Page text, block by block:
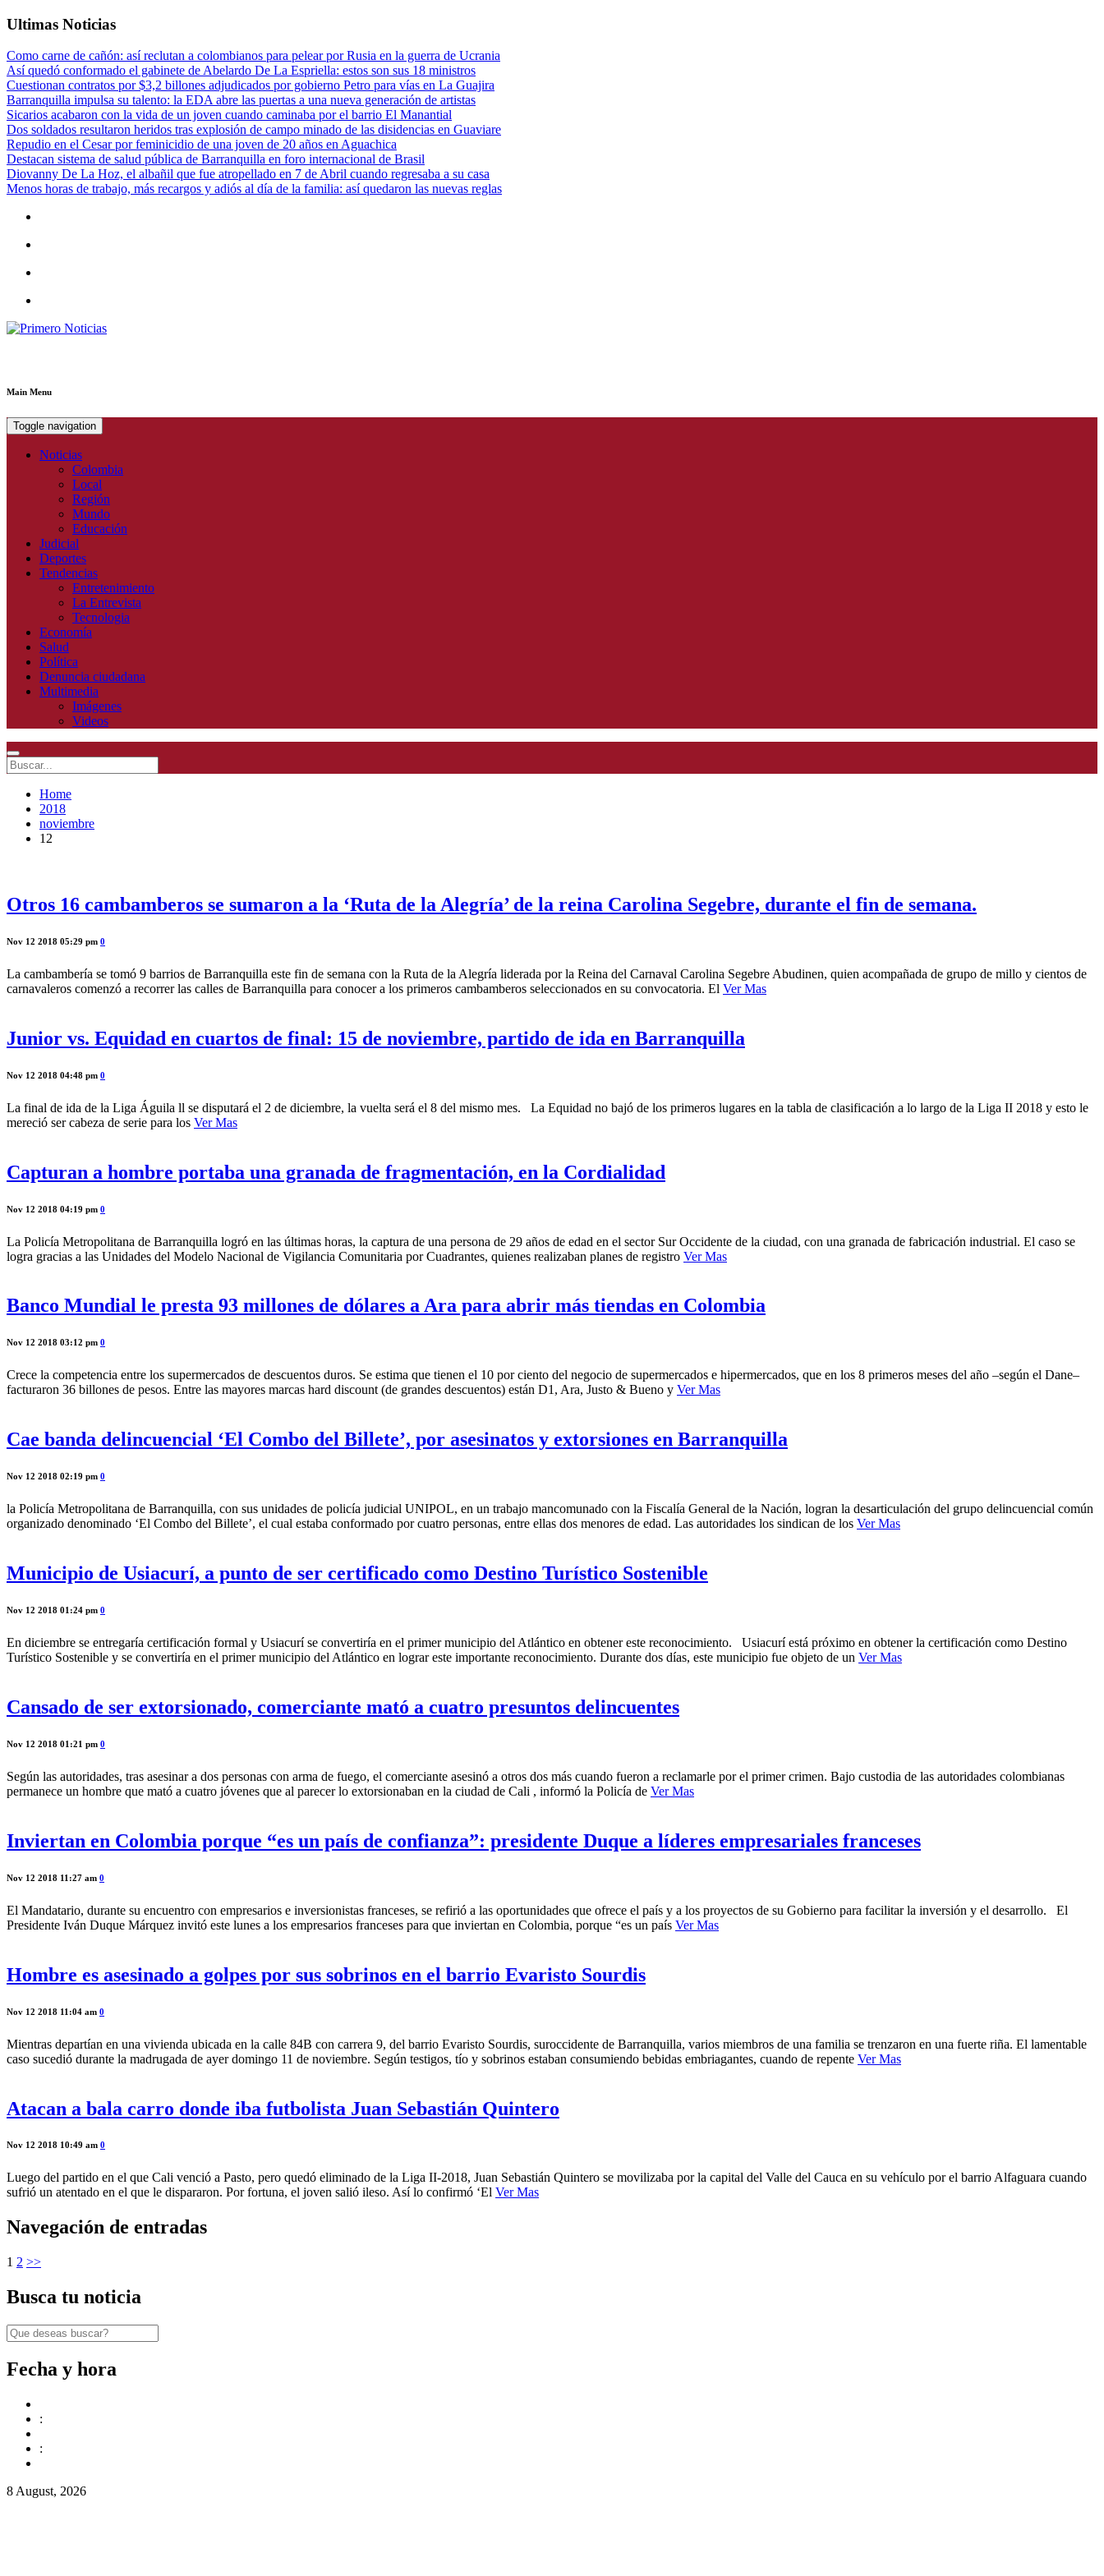
Ultimas Noticias
Como carne de cañón: así reclutan a colombianos para pelear por Rusia en la guerra de Ucrania
Así quedó conformado el gabinete de Abelardo De La Espriella: estos son sus 18 ministros
Cuestionan contratos por $3,2 billones adjudicados por gobierno Petro para vías en La Guajira
Barranquilla impulsa su talento: la EDA abre las puertas a una nueva generación de artistas
Sicarios acabaron con la vida de un joven cuando caminaba por el barrio El Manantial
Dos soldados resultaron heridos tras explosión de campo minado de las disidencias en Guaviare
Repudio en el Cesar por feminicidio de una joven de 20 años en Aguachica
Destacan sistema de salud pública de Barranquilla en foro internacional de Brasil
Diovanny De La Hoz, el albañil que fue atropellado en 7 de Abril cuando regresaba a su casa
Menos horas de trabajo, más recargos y adiós al día de la familia: así quedaron las nuevas reglas
Main Menu
Toggle navigation
Noticias
Colombia
Local
Región
Mundo
Educación
Judicial
Deportes
Tendencias
Entretenimiento
La Entrevista
Tecnologia
Economía
Salud
Política
Denuncia ciudadana
Multimedia
Imágenes
Videos
Home
2018
noviembre
12
Otros 16 cambamberos se sumaron a la ‘Ruta de la Alegría’ de la reina Carolina Segebre, durante el fin de semana.
Nov 12 2018 05:29 pm 0
La cambambería se tomó 9 barrios de Barranquilla este fin de semana con la Ruta de la Alegría liderada por la Reina del Carnaval Carolina Segebre Abudinen, quien acompañada de grupo de millo y cientos de
carnavaleros comenzó a recorrer las calles de Barranquilla para conocer a los primeros cambamberos seleccionados en su convocatoria. El Ver Mas
Junior vs. Equidad en cuartos de final: 15 de noviembre, partido de ida en Barranquilla
Nov 12 2018 04:48 pm 0
La final de ida de la Liga Águila ll se disputará el 2 de diciembre, la vuelta será el 8 del mismo mes. La Equidad no bajó de los primeros lugares en la tabla de clasificación a lo largo de la Liga II 2018 y esto le
mereció ser cabeza de serie para los Ver Mas
Capturan a hombre portaba una granada de fragmentación, en la Cordialidad
Nov 12 2018 04:19 pm 0
La Policía Metropolitana de Barranquilla logró en las últimas horas, la captura de una persona de 29 años de edad en el sector Sur Occidente de la ciudad, con una granada de fabricación industrial. El caso se
logra gracias a las Unidades del Modelo Nacional de Vigilancia Comunitaria por Cuadrantes, quienes realizaban planes de registro Ver Mas
Banco Mundial le presta 93 millones de dólares a Ara para abrir más tiendas en Colombia
Nov 12 2018 03:12 pm 0
Crece la competencia entre los supermercados de descuentos duros. Se estima que tienen el 10 por ciento del negocio de supermercados e hipermercados, que en los 8 primeros meses del año –según el Dane–
facturaron 36 billones de pesos. Entre las mayores marcas hard discount (de grandes descuentos) están D1, Ara, Justo & Bueno y Ver Mas
Cae banda delincuencial ‘El Combo del Billete’, por asesinatos y extorsiones en Barranquilla
Nov 12 2018 02:19 pm 0
la Policía Metropolitana de Barranquilla, con sus unidades de policía judicial UNIPOL, en un trabajo mancomunado con la Fiscalía General de la Nación, logran la desarticulación del grupo delincuencial común
organizado denominado ‘El Combo del Billete’, el cual estaba conformado por cuatro personas, entre ellas dos menores de edad. Las autoridades los sindican de los Ver Mas
Municipio de Usiacurí, a punto de ser certificado como Destino Turístico Sostenible
Nov 12 2018 01:24 pm 0
En diciembre se entregaría certificación formal y Usiacurí se convertiría en el primer municipio del Atlántico en obtener este reconocimiento. Usiacurí está próximo en obtener la certificación como Destino
Turístico Sostenible y se convertiría en el primer municipio del Atlántico en lograr este importante reconocimiento. Durante dos días, este municipio fue objeto de un Ver Mas
Cansado de ser extorsionado, comerciante mató a cuatro presuntos delincuentes
Nov 12 2018 01:21 pm 0
Según las autoridades, tras asesinar a dos personas con arma de fuego, el comerciante asesinó a otros dos más cuando fueron a reclamarle por el primer crimen. Bajo custodia de las autoridades colombianas
permanece un hombre que mató a cuatro jóvenes que al parecer lo extorsionaban en la ciudad de Cali , informó la Policía de Ver Mas
Inviertan en Colombia porque “es un país de confianza”: presidente Duque a líderes empresariales franceses
Nov 12 2018 11:27 am 0
El Mandatario, durante su encuentro con empresarios e inversionistas franceses, se refirió a las oportunidades que ofrece el país y a los proyectos de su Gobierno para facilitar la inversión y el desarrollo. El
Presidente Iván Duque Márquez invitó este lunes a los empresarios franceses para que inviertan en Colombia, porque “es un país Ver Mas
Hombre es asesinado a golpes por sus sobrinos en el barrio Evaristo Sourdis
Nov 12 2018 11:04 am 0
Mientras departían en una vivienda ubicada en la calle 84B con carrera 9, del barrio Evaristo Sourdis, suroccidente de Barranquilla, varios miembros de una familia se trenzaron en una fuerte riña. El lamentable
caso sucedió durante la madrugada de ayer domingo 11 de noviembre. Según testigos, tío y sobrinos estaban consumiendo bebidas embriagantes, cuando de repente Ver Mas
Atacan a bala carro donde iba futbolista Juan Sebastián Quintero
Nov 12 2018 10:49 am 0
Luego del partido en el que Cali venció a Pasto, pero quedó eliminado de la Liga II-2018, Juan Sebastián Quintero se movilizaba por la capital del Valle del Cauca en su vehículo por el barrio Alfaguara cuando
sufrió un atentado en el que le dispararon. Por fortuna, el joven salió ileso. Así lo confirmó ‘El Ver Mas
Navegación de entradas
1 2 >>
Busca tu noticia
Fecha y hora
:
:
8 August, 2026